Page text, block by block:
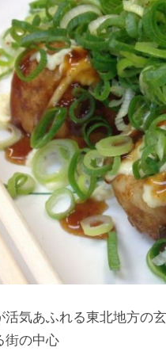
活気あふれる東北地方の
街の中心